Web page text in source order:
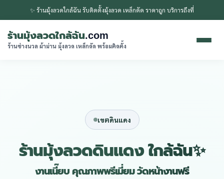
✨ ร้านมุ้งลวดใกล้ฉัน รับติดตั้งมุ้งลวด เหล็กดัด ราคาถูก บริการถึงที่
ร้านมุ้งลวดใกล้ฉัน.com
ร้านช่างนวล ผ้าม่าน มุ้งลวด เหล็กดัด พร้อมติดตั้ง
เขตดินแดง
ร้านมุ้งลวดดินแดง ใกล้ฉัน✨
งานเนี๊ยบ คุณภาพพรีเมี่ยม วัดหน้างานฟรี